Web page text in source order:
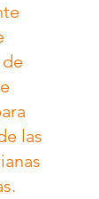
las